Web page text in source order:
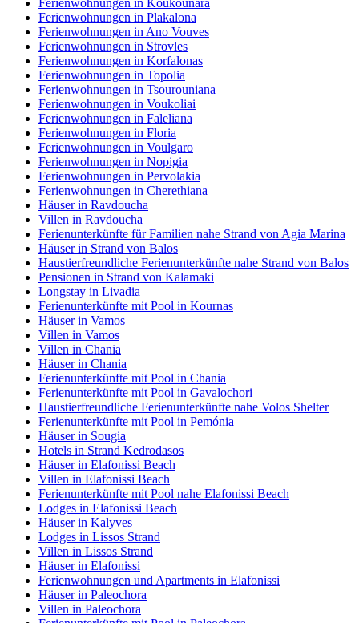
Ferienwohnungen in Plakalona
Ferienwohnungen in Ano Vouves
Ferienwohnungen in Strovles
Ferienwohnungen in Korfalonas
Ferienwohnungen in Topolia
Ferienwohnungen in Tsourouniana
Ferienwohnungen in Voukoliai
Ferienwohnungen in Faleliana
Ferienwohnungen in Floria
Ferienwohnungen in Voulgaro
Ferienwohnungen in Nopigia
Ferienwohnungen in Pervolakia
Ferienwohnungen in Cherethiana
Häuser in Ravdoucha
Villen in Ravdoucha
Ferienunterkünfte für Familien nahe Strand von Agia Marina
Häuser in Strand von Balos
Haustierfreundliche Ferienunterkünfte nahe Strand von Balos
Pensionen in Strand von Kalamaki
Longstay in Livadia
Ferienunterkünfte mit Pool in Kournas
Häuser in Vamos
Villen in Vamos
Villen in Chania
Häuser in Chania
Ferienunterkünfte mit Pool in Chania
Ferienunterkünfte mit Pool in Gavalochori
Haustierfreundliche Ferienunterkünfte nahe Volos Shelter
Ferienunterkünfte mit Pool in Pemónia
Häuser in Sougia
Hotels in Strand Kedrodasos
Häuser in Elafonissi Beach
Villen in Elafonissi Beach
Ferienunterkünfte mit Pool nahe Elafonissi Beach
Lodges in Elafonissi Beach
Häuser in Kalyves
Lodges in Lissos Strand
Villen in Lissos Strand
Häuser in Elafonissi
Ferienwohnungen und Apartments in Elafonissi
Häuser in Paleochora
Villen in Paleochora